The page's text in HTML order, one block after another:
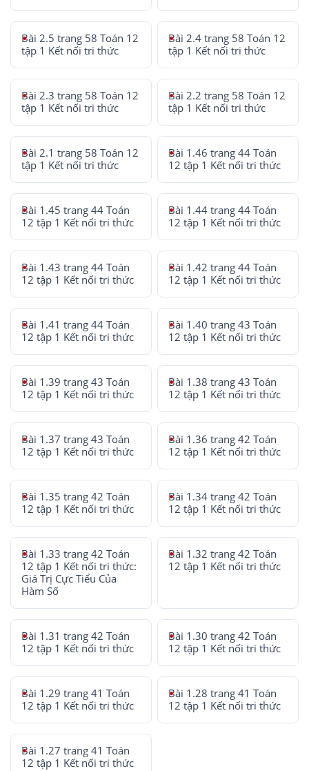
Bài 2.5 trang 58 Toán 12
tập 1 Kết nối tri thức
Bài 2.4 trang 58 Toán 12
tập 1 Kết nối tri thức
Bài 2.3 trang 58 Toán 12
tập 1 Kết nối tri thức
Bài 2.2 trang 58 Toán 12
tập 1 Kết nối tri thức
Bài 2.1 trang 58 Toán 12
tập 1 Kết nối tri thức
Bài 1.46 trang 44 Toán
12 tập 1 Kết nối tri thức
Bài 1.45 trang 44 Toán
12 tập 1 Kết nối tri thức
Bài 1.44 trang 44 Toán
12 tập 1 Kết nối tri thức
Bài 1.43 trang 44 Toán
12 tập 1 Kết nối tri thức
Bài 1.42 trang 44 Toán
12 tập 1 Kết nối tri thức
Bài 1.41 trang 44 Toán
12 tập 1 Kết nối tri thức
Bài 1.40 trang 43 Toán
12 tập 1 Kết nối tri thức
Bài 1.39 trang 43 Toán
12 tập 1 Kết nối tri thức
Bài 1.38 trang 43 Toán
12 tập 1 Kết nối tri thức
Bài 1.37 trang 43 Toán
12 tập 1 Kết nối tri thức
Bài 1.36 trang 42 Toán
12 tập 1 Kết nối tri thức
Bài 1.35 trang 42 Toán
12 tập 1 Kết nối tri thức
Bài 1.34 trang 42 Toán
12 tập 1 Kết nối tri thức
Bài 1.33 trang 42 Toán
12 tập 1 Kết nối tri thức:
Giá Trị Cực Tiểu Của
Hàm Số
Bài 1.32 trang 42 Toán
12 tập 1 Kết nối tri thức
Bài 1.31 trang 42 Toán
12 tập 1 Kết nối tri thức
Bài 1.30 trang 42 Toán
12 tập 1 Kết nối tri thức
Bài 1.29 trang 41 Toán
12 tập 1 Kết nối tri thức
Bài 1.28 trang 41 Toán
12 tập 1 Kết nối tri thức
Bài 1.27 trang 41 Toán
12 tập 1 Kết nối tri thức